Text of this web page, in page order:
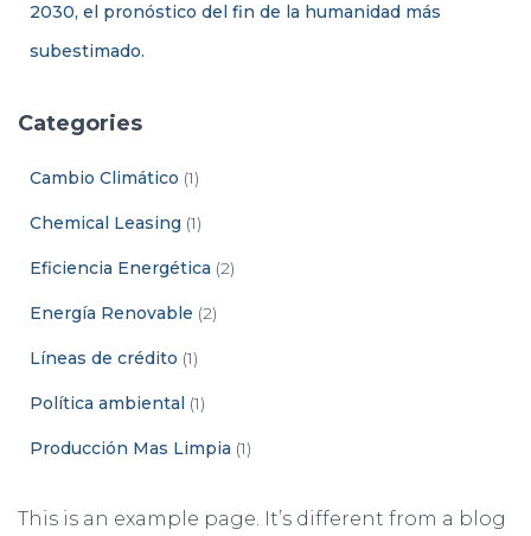
2030, el pronóstico del fin de la humanidad más
subestimado.
Categories
Cambio Climático (1)
Chemical Leasing (1)
Eficiencia Energética (2)
Energía Renovable (2)
Líneas de crédito (1)
Política ambiental (1)
Producción Mas Limpia (1)
This is an example page. It’s different from a blog